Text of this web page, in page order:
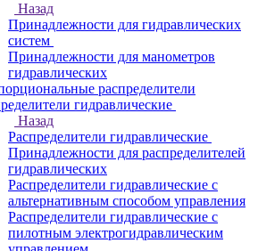
Назад
Принадлежности для гидравлических
систем
Принадлежности для манометров
гидравлических
распределители
гидравлические
Назад
Распределители гидравлические
Принадлежности для распределителей
гидравлических
Распределители гидравлические с
альтернативным способом управления
Распределители гидравлические с
пилотным электрогидравлическим